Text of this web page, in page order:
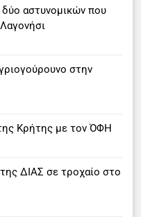
αστυνομικών που
στην
Κρήτης με τον ΌΦΗ
ΔΙΑΣ σε τροχαίο στο
τον ΑΝΤ1 ο
σε μια νέα